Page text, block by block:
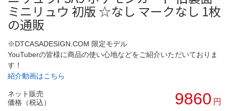
ミニリュウ 初版 ☆なし マークなし 1枚
の通販
※DTCASADESIGN.COM 限定モデル
YouTuberの皆様に商品の使い心地などをご紹介いただいておりま
す！
紹介動画はこちら
ネット販売
価格（税込）
9860 円